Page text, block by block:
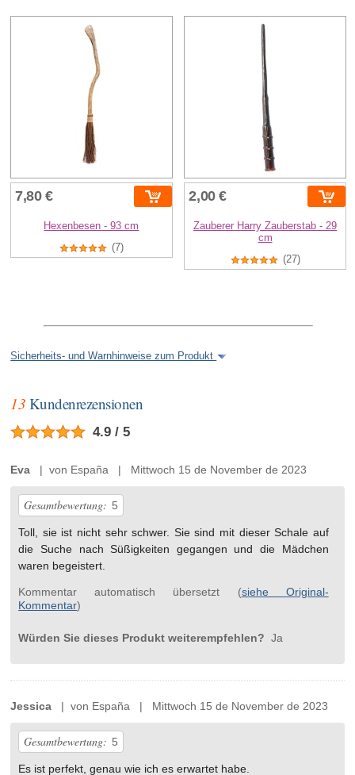
7,80 €
Hexenbesen - 93 cm
(7)
2,00 €
Zauberer Harry Zauberstab - 29
cm
(27)
Sicherheits- und Warnhinweise zum Produkt
13 Kundenrezensionen
4.9 / 5
Eva | von España | Mittwoch 15 de November de 2023
Gesamtbewertung: 5
Toll, sie ist nicht sehr schwer. Sie sind mit dieser Schale auf
die Suche nach Süßigkeiten gegangen und die Mädchen
waren begeistert.
Kommentar automatisch übersetzt (siehe Original-
Kommentar)
Würden Sie dieses Produkt weiterempfehlen? Ja
Jessica | von España | Mittwoch 15 de November de 2023
Gesamtbewertung: 5
Es ist perfekt, genau wie ich es erwartet habe.